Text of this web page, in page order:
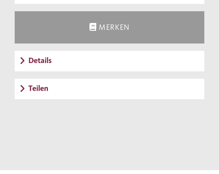
MERKEN
Details
Teilen